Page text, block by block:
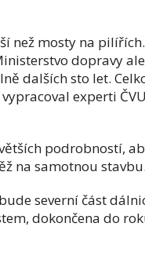
než mosty na pilířích.
dopravy ale
dalších sto let.
experti
podrobností,
na samotnou stavbu.
severní část
dokončena do